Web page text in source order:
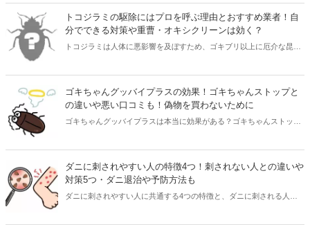
トコジラミの駆除にはプロを呼ぶ理由とおすすめ業者！自
分でできる対策や重曹・オキシクリーンは効く？
トコジラミは人体に悪影響を及ぼすため、ゴキブリ以上に厄介な昆虫
す。また重曹やオキシクリーンはトコジラミに効果的なのかなどにつ
いても解説しました。凄まじい勢いでトコジラミが繁殖してしまう前
ゴキちゃんグッバイプラスの効果！ゴキちゃんストップと
の違いや悪い口コミも！偽物を買わないために
ゴキちゃんグッバイプラスは本当に効果がある？ゴキちゃんストップ
必見。本記事を読めばゴキちゃんグッバイプラスとゴキちゃんストッ
プの違いだけでなく、効果や口コミ・ブラックキャップなどの市販品
ダニに刺されやすい人の特徴4つ！刺されない人との違いや
対策5つ・ダニ退治や予防方法も
ダニに刺されやすい人に共通する4つの特徴と、ダニに刺される人と